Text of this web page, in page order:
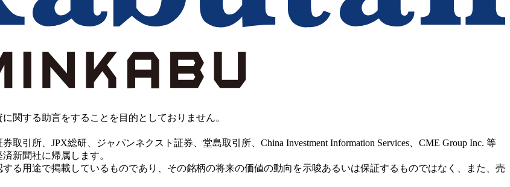
関する助言をすることを目的としておりません。
引所、JPX総研、ジャパンネクスト証券、堂島取引所、China Investment Information Services、CME Group Inc. 等
新聞社に帰属します。
る用途で掲載しているものであり、その銘柄の将来の価値の動向を示唆あるいは保証するものではなく、また、売